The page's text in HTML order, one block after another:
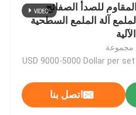
للصدأ الصفائح
آلة الملمع السطحية
اتصل بنا